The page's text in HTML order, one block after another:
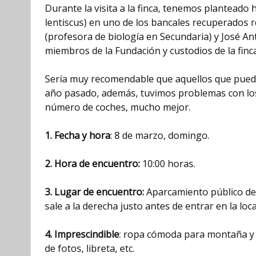
Durante la visita a la finca, tenemos planteado
lentiscus) en uno de los bancales
(profesora de biología en Secundaria) y José
miembros de la Fundación y custodios de la
Sería muy recomendable que aquellos que
año pasado, además, tuvimos problemas con
número de coches, mucho mejor.
1. Fecha y hora: 8 de marzo, domingo.
2. Hora de encuentro: 10:00 horas.
3. Lugar de encuentro:Aparcamiento público
sale a la derecha justo antes de entrar en la
4. Imprescindible: ropa cómoda para montaña
de fotos, libreta, etc.